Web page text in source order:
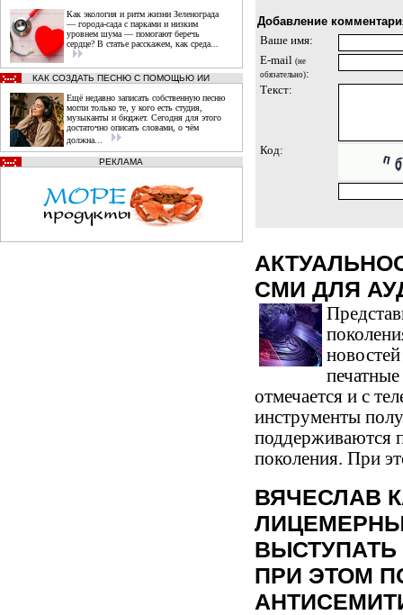
Как экология и ритм жизни Зеленограда
— города‑сада с парками и низким
уровнем шума — помогают беречь
сердце? В статье расскажем, как среда...
КАК СОЗДАТЬ ПЕСНЮ С ПОМОЩЬЮ ИИ
Ещё недавно записать собственную песню
могли только те, у кого есть студия,
музыканты и бюджет. Сегодня для этого
достаточно описать словами, о чём
должна...
РЕКЛАМА
Добавление
Ваше имя:
E-mail (не
обязательно):
Текст:
Код:
СМИ ДЛЯ
отмечается и с
инструменты
поддерживаются
поколения. При
ВЯЧЕСЛАВ
ПРИ ЭТОМ